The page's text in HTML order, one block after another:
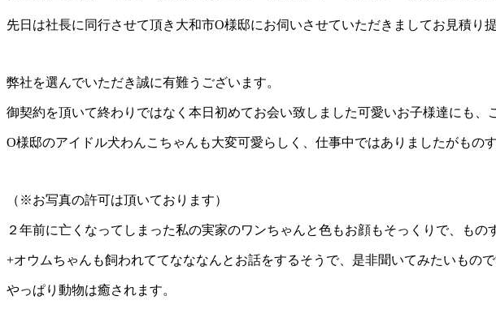
先日は社長に同行させて頂き大和市O様邸にお伺いさせていただきましてお見積り
弊社を選んでいただき誠に有難うございます。
御契約を頂いて終わりではなく本日初めてお会い致しました可愛いお子様達にも
O様邸のアイドル犬わんこちゃんも大変可愛らしく、仕事中ではありましたがもの
（※お写真の許可は頂いております）
２年前に亡くなってしまった私の実家のワンちゃんと色もお顔もそっくりで、もの
+オウムちゃんも飼われててなななんとお話をするそうで、是非聞いてみたいもので
やっぱり動物は癒されます。